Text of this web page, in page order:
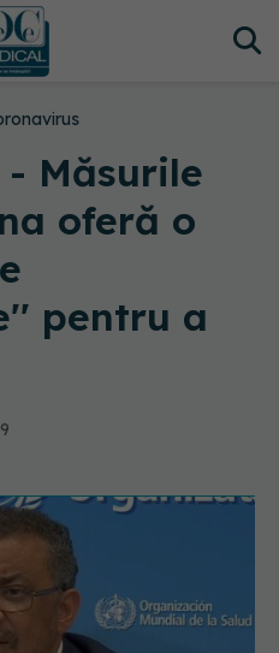
Măsurile
oferă o
pentru a